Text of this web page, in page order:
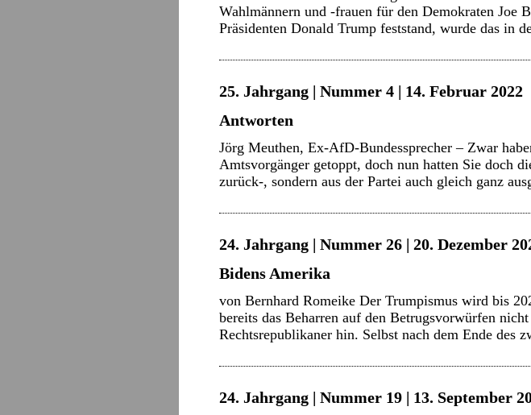
Wahlmännern und -frauen für den Demokraten Joe
Präsidenten Donald Trump feststand, wurde das in
25. Jahrgang | Nummer 4 | 14. Februar 2022
Antworten
Jörg Meuthen, Ex-AfD-Bundessprecher – Zwar
Amtsvorgänger getoppt, doch nun hatten Sie doch
zurück-, sondern aus der Partei auch gleich ganz
24. Jahrgang | Nummer 26 | 20. Dezember
Bidens Amerika
von Bernhard Romeike Der Trumpismus wird bis
bereits das Beharren auf den Betrugsvorwürfen
Rechtsrepublikaner hin. Selbst nach dem Ende des
24. Jahrgang | Nummer 19 | 13. September